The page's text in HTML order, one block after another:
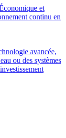
et
continu en
avancée,
ou des systèmes